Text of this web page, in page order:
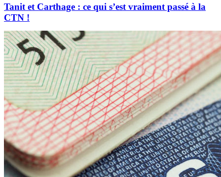
Tanit et Carthage : ce qui s’est vraiment passé à la
CTN !